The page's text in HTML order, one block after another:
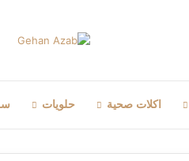
اكلات صحية حلويات